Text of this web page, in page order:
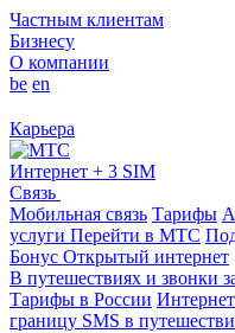
Частным клиентам
Бизнесу
О компании
be en
Карьера
Интернет + 3 SIM
Связь
Мобильная связь Тарифы
услуги Перейти в МТС
Бонус Открытый интернет
В путешествиях и звонки
Тарифы в России
границу SMS в